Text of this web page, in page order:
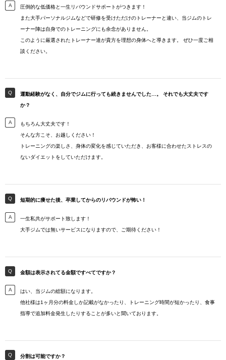
圧倒的な低価格と一生リバウンドサポートがつきます！
また大手パーソナルジムなどで研修を受けただけのトレーナーと違い、当ジムのトレ
ーナー陣は自身でのトレーニングにも余念がありません。
このように厳選されたトレーナー達が貴方を理想の身体へと導きます。 ぜひ一度ご相
談ください。
運動経験がなく、自分でジムに行っても続きませんでした…。 それでも大丈夫です
か？
もちろん大丈夫です！
そんな方こそ、お越しください！
トレーニングの楽しさ、身体の変化を感じていただき、お客様に合わせたストレスの
ないダイエットをしていただけます。
短期的に痩せた後、卒業してからのリバウンドが怖い！
一生私共がサポート致します！
大手ジムでは無いサービスになりますので、ご期待ください！
金額は表示されてる金額ですべてですか？
はい、当ジムの総額になります。
他社様は1ヶ月分の料金しか記載がなかったり、トレーニング時間が短かったり、食事
指導で追加料金発生したりすることが多いと聞いております。
分割は可能ですか？